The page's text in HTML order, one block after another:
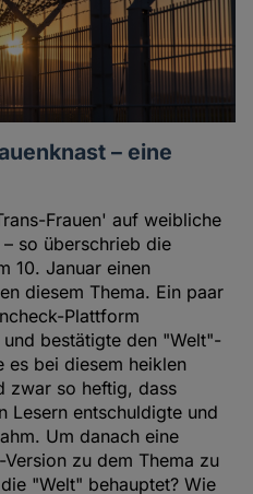
– eine
Frauen' auf weibliche
so überschrieb die
10. Januar einen
diesem Thema. Ein paar
Plattform
bestätigte den "Welt"-
es bei diesem heiklen
zwar so heftig, dass
Lesern entschuldigte und
Um danach eine
zu dem Thema zu
"Welt" behauptet? Wie